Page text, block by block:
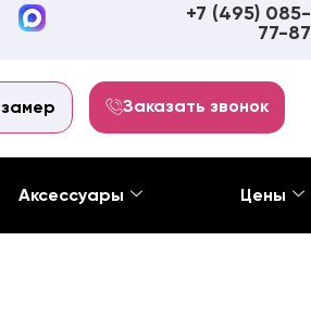
+7 (495) 085-
77-87
Заказать звонок
Аксессуары Цены